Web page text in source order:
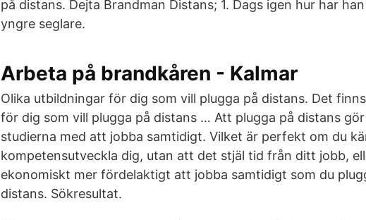
på distans. Dejta Brandman Distans; 1. Dags igen hur har
yngre seglare.
Arbeta på brandkåren - Kalmar
Olika utbildningar för dig som vill plugga på distans. Det
för dig som vill plugga på distans … Att plugga på distans
studierna med att jobba samtidigt. Vilket är perfekt om du
kompetensutveckla dig, utan att det stjäl tid från ditt jobb,
ekonomiskt mer fördelaktigt att jobba samtidigt som du
distans. Sökresultat.